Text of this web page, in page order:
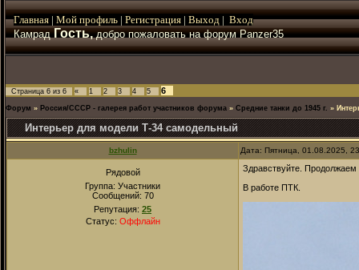
Главная | Мой профиль | Регистрация | Выход | Вход
КамрадГость,добро пожаловать на форум Panzer35
Страница 6 из 6 « 1 2 3 4 5 6
Форум » Россия/СССР - галерея работ участников форума » Средние танки до 1945 г. »
Интерьер для модели Т-34 самодельный
bzhulin Дата: Пятница, 01.08.2025,
Рядовой
Группа: Участники
Сообщений: 70
Репутация: 25
Статус: Оффлайн
Здравствуйте. Продолжаем
В работе ПТК.